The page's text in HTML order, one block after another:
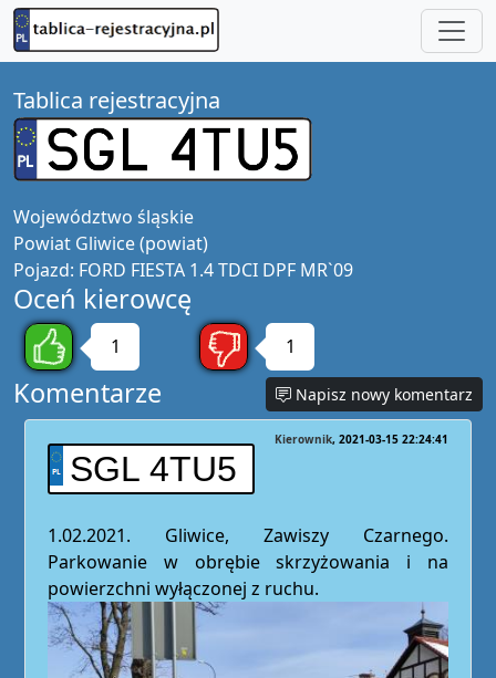
Tablica rejestracyjna
Województwo śląskie
Powiat Gliwice (powiat)
Pojazd: FORD FIESTA 1.4 TDCI DPF MR`09
Oceń kierowcę
1 1
Komentarze Napisz nowy komentarz
SGL 4TU5
Kierownik 2021-03-15 22:24:41
1.02.2021. Gliwice, Zawiszy Czarnego.
Parkowanie w obrębie skrzyżowania i na
powierzchni wyłączonej z ruchu.